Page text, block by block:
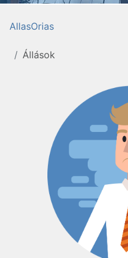
AllasOrias
Állások